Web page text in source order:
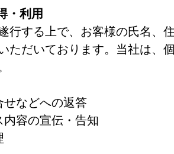
・利用
行する上で、お客様の氏名、
ただいております。当社は、
などへの返答
容の宣伝・告知